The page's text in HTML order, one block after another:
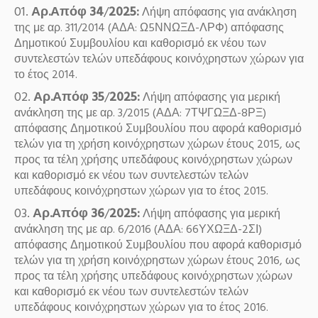
Αρ.Απόφ 34/2025:Λήψη απόφασης για ανάκληση
της με αρ. 311/2014 (ΑΔΑ: Ω5ΝΝΩΞΔ-ΛΡΦ) απόφασης
Δημοτικού Συμβουλίου και καθορισμό εκ νέου των
συντελεστών τελών υπεδάφους κοινόχρηστων χώρων για
το έτος 2014.
Αρ.Απόφ 35/2025:Λήψη απόφασης για μερική
ανάκληση της με αρ. 3/2015 (ΑΔΑ: 7ΤΨΓΩΞΔ-8ΡΞ)
απόφασης Δημοτικού Συμβουλίου που αφορά καθορισμό
τελών για τη χρήση κοινόχρηστων χώρων έτους 2015, ως
προς τα τέλη χρήσης υπεδάφους κοινόχρηστων χώρων
και καθορισμό εκ νέου των συντελεστών τελών
υπεδάφους κοινόχρηστων χώρων για το έτος 2015.
Αρ.Απόφ 36/2025:Λήψη απόφασης για μερική
ανάκληση της με αρ. 6/2016 (ΑΔΑ: 66ΥΧΩΞΔ-2ΣΙ)
απόφασης Δημοτικού Συμβουλίου που αφορά καθορισμό
τελών για τη χρήση κοινόχρηστων χώρων έτους 2016, ως
προς τα τέλη χρήσης υπεδάφους κοινόχρηστων χώρων
και καθορισμό εκ νέου των συντελεστών τελών
υπεδάφους κοινόχρηστων χώρων για το έτος 2016.